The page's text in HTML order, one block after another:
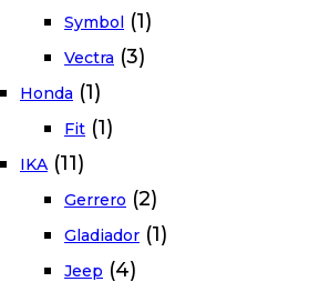
Symbol (1)
Vectra (3)
Honda (1)
Fit (1)
IKA (11)
Gerrero (2)
Gladiador (1)
Jeep (4)